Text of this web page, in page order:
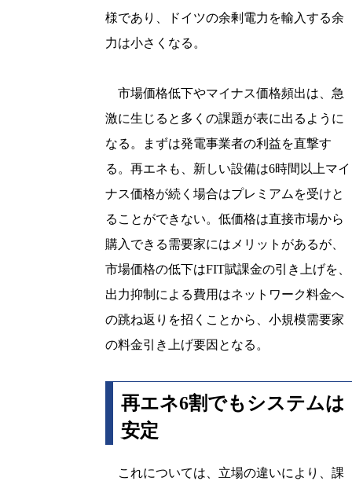
様であり、ドイツの余剰電力を輸入する余
力は小さくなる。
市場価格低下やマイナス価格頻出は、急
激に生じると多くの課題が表に出るように
なる。まずは発電事業者の利益を直撃す
る。再エネも、新しい設備は6時間以上マイ
ナス価格が続く場合はプレミアムを受けと
ることができない。低価格は直接市場から
購入できる需要家にはメリットがあるが、
市場価格の低下はFIT賦課金の引き上げを、
出力抑制による費用はネットワーク料金へ
の跳ね返りを招くことから、小規模需要家
の料金引き上げ要因となる。
再エネ6割でもシステムは
安定
これについては、立場の違いにより、課